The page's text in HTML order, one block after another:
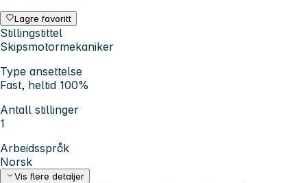
Lagre favoritt
Stillingstittel
Skipsmotormekaniker
Type ansettelse
Fast, heltid 100%
Antall stillinger
1
Arbeidsspråk
Norsk
Vis flere detaljer